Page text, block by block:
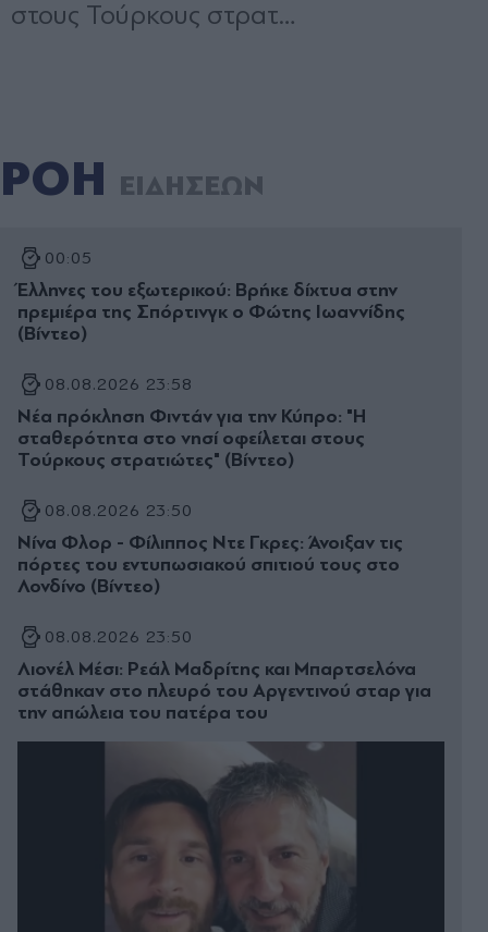
ΡΟΗ ΕΙΔΗΣΕΩΝ
00:05
Έλληνες του εξωτερικού: Βρήκε δίχτυα στην
πρεμιέρα της Σπόρτινγκ ο Φώτης Ιωαννίδης
(Βίντεο)
08.08.2026 23:58
Νέα πρόκληση Φιντάν για την Κύπρο: "Η
σταθερότητα στο νησί οφείλεται στους
Τούρκους στρατιώτες" (Βίντεο)
08.08.2026 23:50
Νίνα Φλορ - Φίλιππος Ντε Γκρες: Άνοιξαν τις
πόρτες του εντυπωσιακού σπιτιού τους στο
Λονδίνο (Βίντεο)
08.08.2026 23:50
Λιονέλ Μέσι: Ρεάλ Μαδρίτης και Μπαρτσελόνα
στάθηκαν στο πλευρό του Αργεντινού σταρ για
την απώλεια του πατέρα του